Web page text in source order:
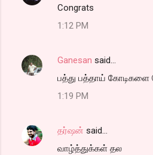
Congrats
1:12 PM
Ganesan said…
பத்து பத்தாய்
1:19 PM
தர்ஷன் said…
வாழ்த்துக்கள் தல